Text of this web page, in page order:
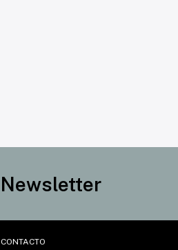
Newsletter
CONTACTO